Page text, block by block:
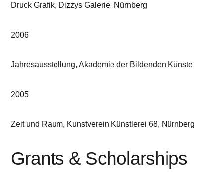
Druck Grafik, Dizzys Galerie, Nürnberg
2006
Jahresausstellung, Akademie der Bildenden Künste
2005
Zeit und Raum, Kunstverein Künstlerei 68, Nürnberg
Grants & Scholarships